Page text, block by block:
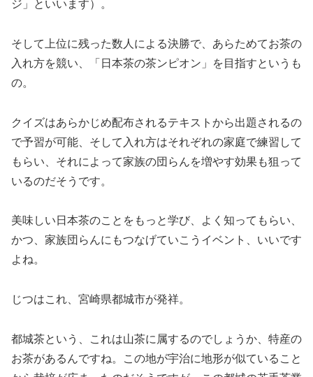
ジ」といいます）。
そして上位に残った数人による決勝で、あらためてお茶の
入れ方を競い、「日本茶の茶ンピオン」を目指すというも
の。
クイズはあらかじめ配布されるテキストから出題されるの
で予習が可能、そして入れ方はそれぞれの家庭で練習して
もらい、それによって家族の団らんを増やす効果も狙って
いるのだそうです。
美味しい日本茶のことをもっと学び、よく知ってもらい、
かつ、家族団らんにもつなげていこうイベント、いいです
よね。
じつはこれ、宮崎県都城市が発祥。
都城茶という、これは山茶に属するのでしょうか、特産の
お茶があるんですね。この地が宇治に地形が似ていること